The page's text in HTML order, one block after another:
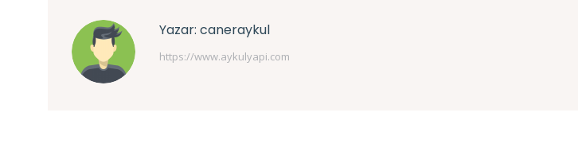
Yazar: caneraykul
https://www.aykulyapi.com